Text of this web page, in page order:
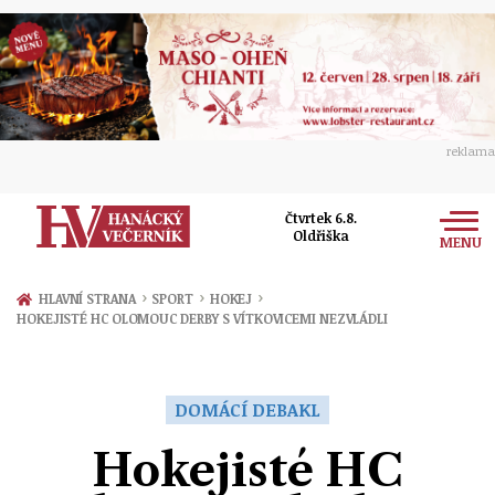
reklama
Čtvrtek 6.8.
Oldřiška
MENU
Zprávy
Ekonomika
HLAVNÍ STRANA › SPORT › HOKEJ ›
HOKEJISTÉ HC OLOMOUC DERBY S VÍTKOVICEMI NEZVLÁDLI
DOMÁCÍ DEBAKL
Hokejisté HC